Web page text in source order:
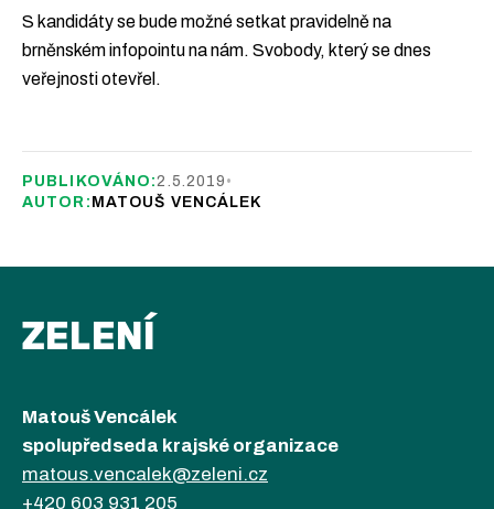
S kandidáty se bude možné setkat pravidelně na
brněnském infopointu na nám. Svobody, který se dnes
veřejnosti otevřel.
PUBLIKOVÁNO:2.5.2019 •
AUTOR: MATOUŠ VENCÁLEK
ZELENÍ
Matouš Vencálek
spolupředseda krajské organizace
matous.vencalek@zeleni.cz
+420 603 931 205